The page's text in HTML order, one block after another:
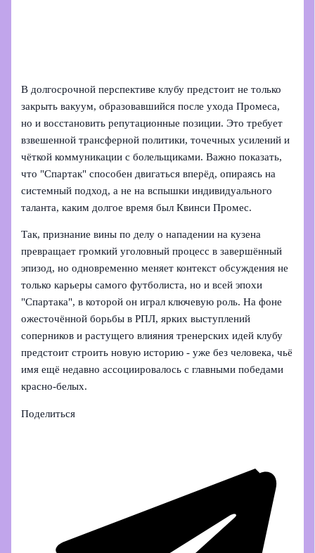
В долгосрочной перспективе клубу предстоит не только
закрыть вакуум, образовавшийся после ухода Промеса,
но и восстановить репутационные позиции. Это требует
взвешенной трансферной политики, точечных усилений и
чёткой коммуникации с болельщиками. Важно показать,
что "Спартак" способен двигаться вперёд, опираясь на
системный подход, а не на вспышки индивидуального
таланта, каким долгое время был Квинси Промес.
Так, признание вины по делу о нападении на кузена
превращает громкий уголовный процесс в завершённый
эпизод, но одновременно меняет контекст обсуждения не
только карьеры самого футболиста, но и всей эпохи
"Спартака", в которой он играл ключевую роль. На фоне
ожесточённой борьбы в РПЛ, ярких выступлений
соперников и растущего влияния тренерских идей клубу
предстоит строить новую историю - уже без человека, чьё
имя ещё недавно ассоциировалось с главными победами
красно-белых.
Поделиться